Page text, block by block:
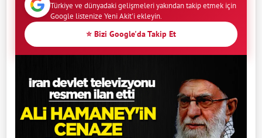
Türkiye ve dünyadaki gelişmeleri yakından takip etmek için
Google listenize Yeni Akit'i ekleyin.
⭐ Bizi Google'da Takip Et